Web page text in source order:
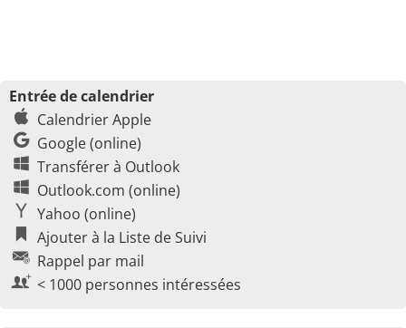
Entrée de calendrier
Calendrier Apple
Google (online)
Transférer à Outlook
Outlook.com (online)
Yahoo (online)
Ajouter à la Liste de Suivi
Rappel par mail
< 1000 personnes intéressées